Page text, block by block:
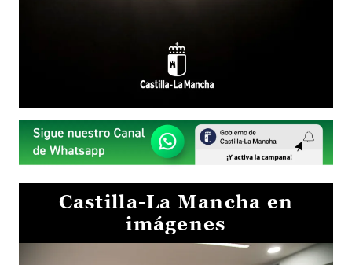
Castilla-La Mancha en
imágenes